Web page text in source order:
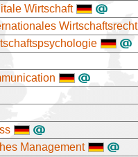
Wirtschaft
Wirtschaftsrecht
Management